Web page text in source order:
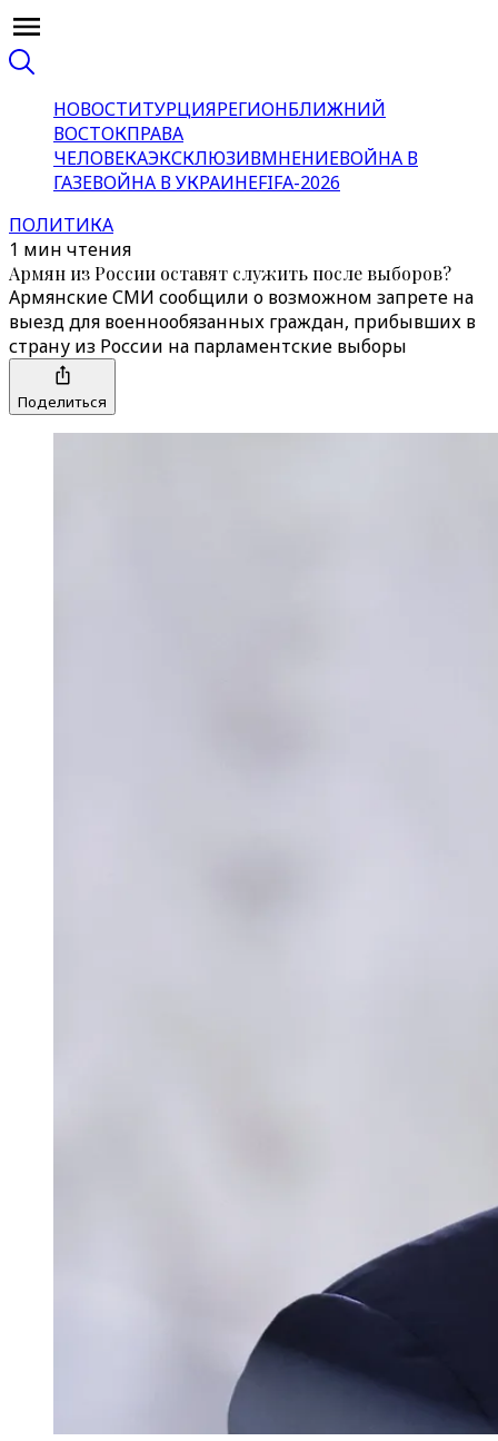
НОВОСТИТУРЦИЯРЕГИОНБЛИЖНИЙ
ВОСТОКПРАВА
ЧЕЛОВЕКАЭКСКЛЮЗИВМНЕНИЕВОЙНА В
ГАЗЕВОЙНА В УКРАИНЕFIFA-2026
ПОЛИТИКА
1 мин чтения
Армян из России оставят служить после выборов?
Армянские СМИ сообщили о возможном запрете на
выезд для военнообязанных граждан, прибывших в
страну из России на парламентские выборы
Поделиться